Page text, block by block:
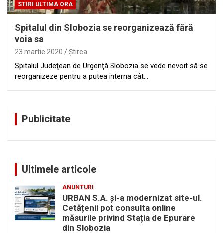
STIRI ULTIMA ORA
Spitalul din Slobozia se reorganizează fără
voia sa
23 martie 2020 Ştirea
Spitalul Judeţean de Urgenţă Slobozia se vede nevoit să se
reorganizeze pentru a putea interna cât…
Publicitate
Ultimele articole
ANUNTURI
URBAN S.A. și-a modernizat site-ul.
Cetățenii pot consulta online
măsurile privind Stația de Epurare
din Slobozia